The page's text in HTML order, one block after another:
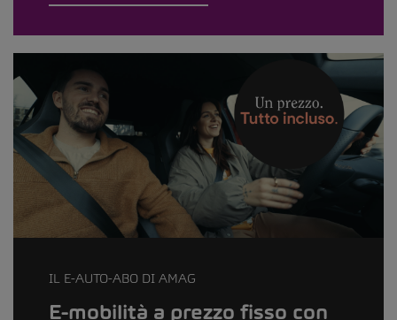
IL E-AUTO-ABO DI AMAG
E-mobilità a prezzo fisso con